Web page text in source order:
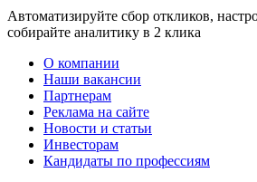
Автоматизируйте сбор откликов,
собирайте аналитику в 2 клика
О компании
Наши вакансии
Партнерам
Реклама на сайте
Новости и статьи
Инвесторам
Кандидаты по профессиям